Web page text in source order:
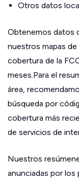
Otros datos
Obtenemos datos
nuestros mapas
cobertura de la
meses.Para el
área,
búsqueda por
cobertura más
de servicios de
Nuestros
anunciadas por los